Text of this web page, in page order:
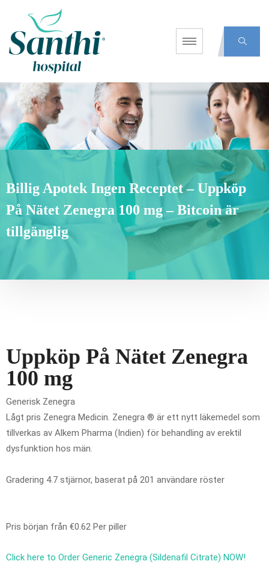
Billig Apotek Ingen Receptet – Uppköp
På Nätet Zenegra 100 mg – Bitcoin är
tillgänglig
Uppköp På Nätet Zenegra
100 mg
Generisk Zenegra
Lågt pris Zenegra Medicin. Zenegra ® är ett nytt läkemedel som
tillverkas av Alkem Pharma (Indien) för behandling av erektil
dysfunktion hos män.
Gradering 4.7 stjärnor, baserat på 201 användare röster
Pris början från €0.62 Per piller
Click here to Order Generic Zenegra (Sildenafil Citrate) NOW!